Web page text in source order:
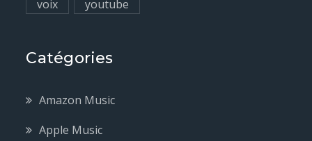
voix
youtube
Catégories
Amazon Music
Apple Music